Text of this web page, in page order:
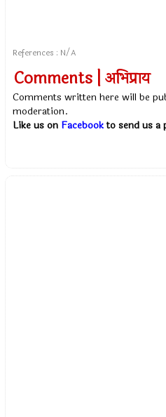
References : N/A
Comments | अभिप्राय
Comments written here will be
moderation.
Like us on Facebookto send us a